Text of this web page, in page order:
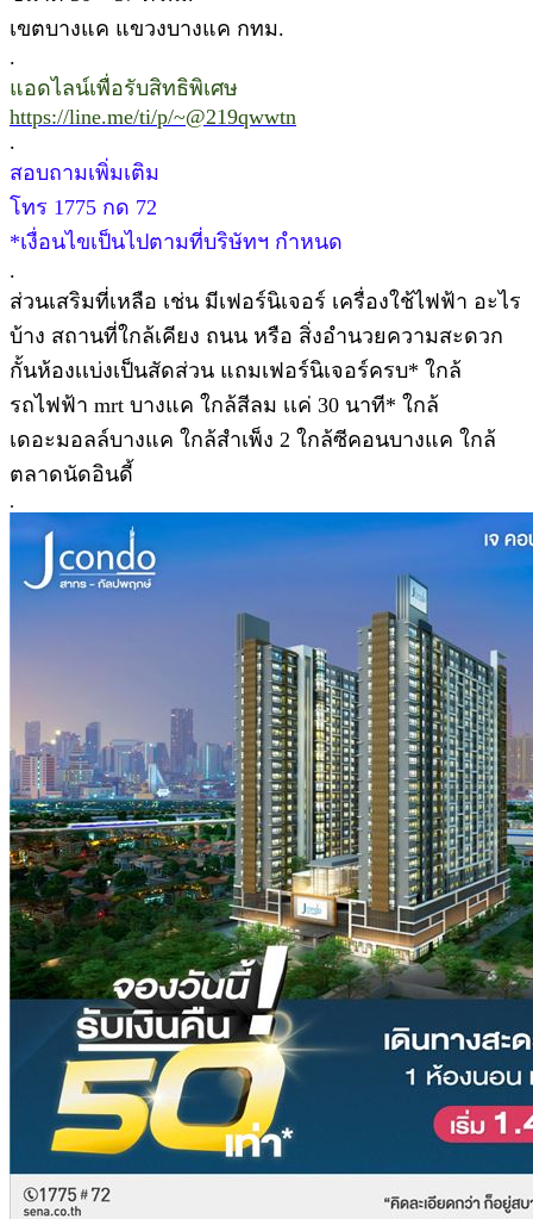
เขตบางแค แขวงบางแค กทม.
.
แอดไลน์เพื่อรับสิทธิพิเศษ
https://line.me/ti/p/~@219qwwtn
.
สอบถามเพิ่มเติม
โทร 1775 กด 72
*เงื่อนไขเป็นไปตามที่บริษัทฯ กำหนด
.
ส่วนเสริมที่เหลือ เช่น มีเฟอร์นิเจอร์ เครื่องใช้ไฟฟ้า อะไร
บ้าง สถานที่ใกล้เคียง ถนน หรือ สิ่งอำนวยความสะดวก
กั้นห้องเเบ่งเป็นสัดส่วน แถมเฟอร์นิเจอร์ครบ* ใกล้
รถไฟฟ้า mrt บางแค ใกล้สีลม เเค่ 30 นาที* ใกล้
เดอะมอลล์บางแค ใกล้สำเพ็ง 2 ใกล้ซีคอนบางแค ใกล้
ตลาดนัดอินดี้
.